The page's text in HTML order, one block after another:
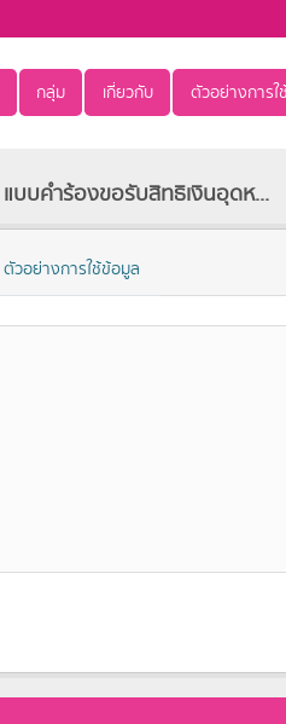
กลุ่ม เกี่ยวกับ ตัวอย่างการใ
แบบคำร้องขอรับสิทธิเงินอุดห...
ตัวอย่างการใช้ข้อมูล